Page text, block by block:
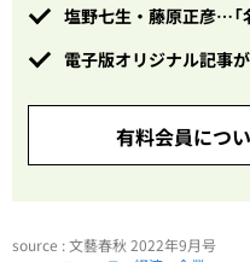
塩野七生・藤原正彦…「
電子版オリジナル記事
有料会員につ
source : 文藝春秋 2022年9月号